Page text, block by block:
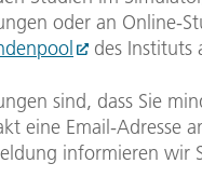
oder an Online-
des Instituts
sind, dass Sie
eine Email-Adresse
informieren wir